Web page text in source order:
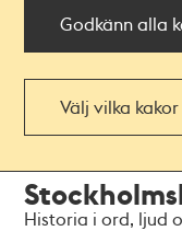
Godkänn alla
Välj vilka
navigationen
huvudinnehållet
Historia i ord, ljud